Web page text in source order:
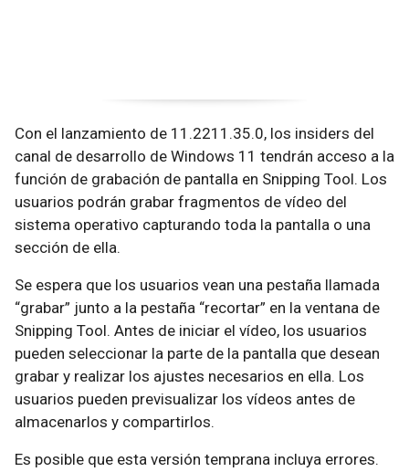
Con el lanzamiento de 11.2211.35.0, los insiders del
canal de desarrollo de Windows 11 tendrán acceso a la
función de grabación de pantalla en Snipping Tool. Los
usuarios podrán grabar fragmentos de vídeo del
sistema operativo capturando toda la pantalla o una
sección de ella.
Se espera que los usuarios vean una pestaña llamada
“grabar” junto a la pestaña “recortar” en la ventana de
Snipping Tool. Antes de iniciar el vídeo, los usuarios
pueden seleccionar la parte de la pantalla que desean
grabar y realizar los ajustes necesarios en ella. Los
usuarios pueden previsualizar los vídeos antes de
almacenarlos y compartirlos.
Es posible que esta versión temprana incluya errores.